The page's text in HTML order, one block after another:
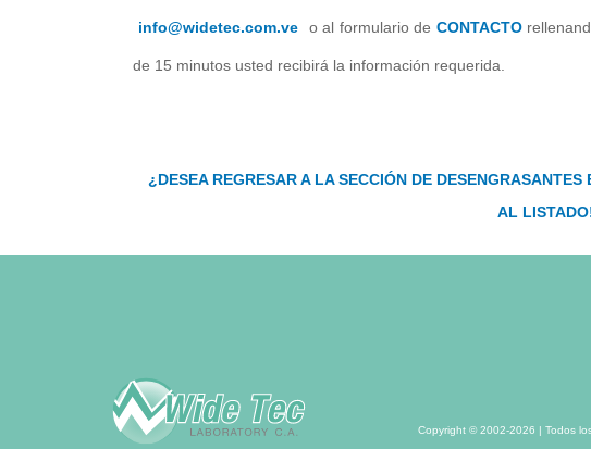
info@widetec.com.ve o al formulario de CONTACTO
de 15 minutos usted recibirá la información requerida.
¿DESEA REGRESAR A LA SECCIÓN DE
AL
Copyright © 2002-2026 | Todos